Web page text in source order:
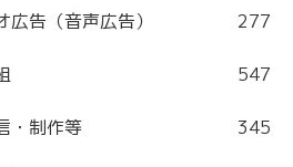
告（音声広告） 277
547
・制作等 345